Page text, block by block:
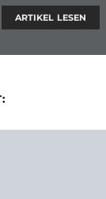
ARTIKEL LESEN